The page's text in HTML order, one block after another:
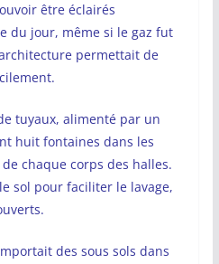
être éclairés
du jour, même si le gaz fut
permettait de
tuyaux, alimenté par un
huit fontaines dans les
chaque corps des halles.
le sol pour faciliter le lavage,
des sous sols dans